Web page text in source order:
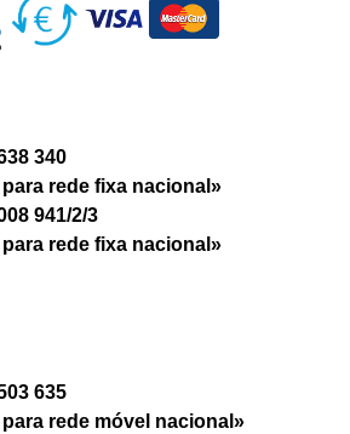
340
rede fixa nacional»
941/2/3
rede fixa nacional»
635
rede móvel nacional»